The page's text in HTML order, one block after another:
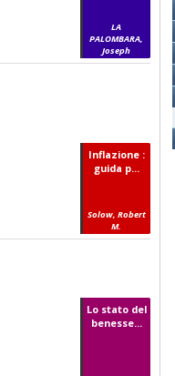
LA
PALOMBARA,
Joseph
Inflazione :
guida p...
Solow, Robert
M.
Lo stato del
benesse...